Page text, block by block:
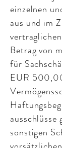
einzelnen
aus und im
Betrag von
für
EUR
sonstigen